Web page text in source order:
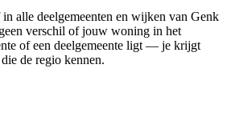
alle deelgemeenten en wijken van Genk
verschil of jouw woning in het
of een deelgemeente ligt — je krijgt
de regio kennen.